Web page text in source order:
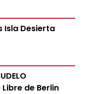
Isla Desierta
Libre de Berlin